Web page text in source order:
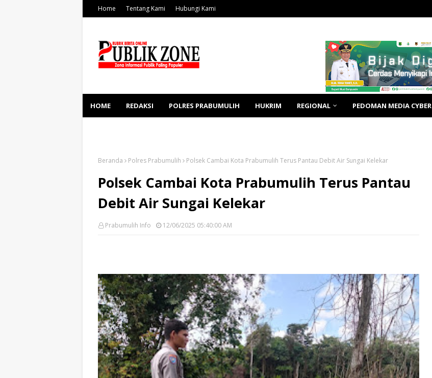
Home Tentang Kami Hubungi Kami
HOME REDAKSI POLRES PRABUMULIH HUKRIM REGIONAL PEDOMAN MEDIA CYBER
Beranda Polres Prabumulih Polsek Cambai Kota Prabumulih Terus Pantau Debit Air Sungai Kelekar
Polsek Cambai Kota Prabumulih Terus Pantau
Debit Air Sungai Kelekar
Prabumulih Info 12/06/2025 05:40:00 AM